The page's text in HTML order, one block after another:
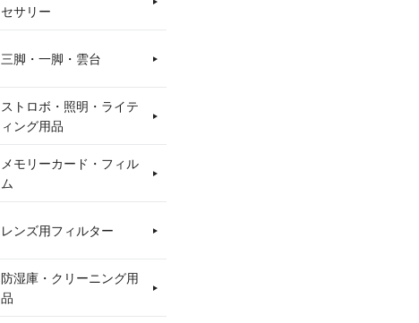
セサリー
三脚・一脚・雲台
ストロボ・照明・ライテ
ィング用品
メモリーカード・フィル
ム
レンズ用フィルター
防湿庫・クリーニング用
品